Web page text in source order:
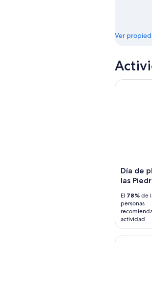
Ver
Día de
las
El 78% de
personas
actividad
Día de